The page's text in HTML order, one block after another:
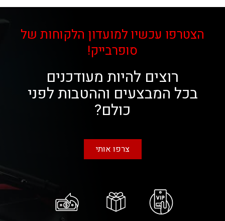
הצטרפו עכשיו למועדון הלקוחות של
סופרבייק!
רוצים להיות מעודכנים
בכל המבצעים וההטבות לפני
כולם?
צרפו אותי